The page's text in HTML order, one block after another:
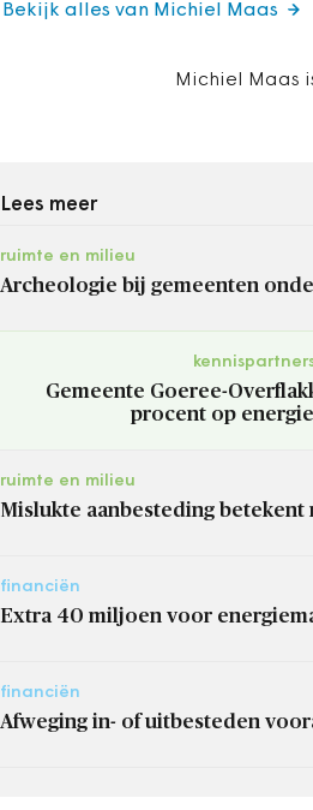
Michiel Maas
Bekijk alles van Michiel Maas
Lees meer
ruimte en milieu
Archeologie bij gemeenten
Gemeente Goeree-
procent op
ruimte en milieu
Mislukte aanbesteding betekent
financiën
Extra 40 miljoen voor
financiën
Afweging in- of uitbesteden